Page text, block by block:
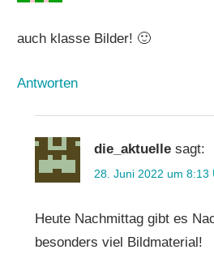
auch klasse Bilder! 🙂
Antworten
die_aktuelle sagt:
28. Juni 2022 um 8:13
Heute Nachmittag gibt es
besonders viel Bildmaterial!